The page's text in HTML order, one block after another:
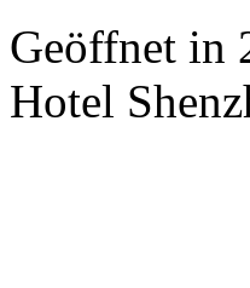
Geöffnet in
Hotel